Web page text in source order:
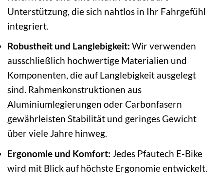
Unterstützung, die sich nahtlos in Ihr Fahrgefühl
integriert.
Robustheit und Langlebigkeit: Wir verwenden
ausschließlich hochwertige Materialien und
Komponenten, die auf Langlebigkeit ausgelegt
sind. Rahmenkonstruktionen aus
Aluminiumlegierungen oder Carbonfasern
gewährleisten Stabilität und geringes Gewicht
über viele Jahre hinweg.
Ergonomie und Komfort: Jedes Pfautech E-Bike
wird mit Blick auf höchste Ergonomie entwickelt.